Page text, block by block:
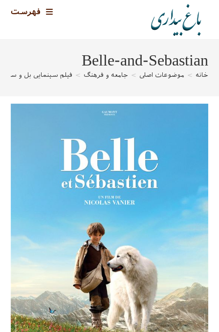
فهرست
Belle-and-Sebastian
خانه > موضوعات اصلی > جامعه و فرهنگ > فیلم سینمایی بل و